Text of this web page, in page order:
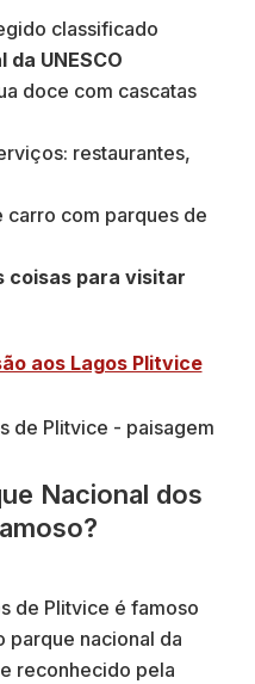
classificado
UNESCO
doce com cascatas
restaurantes,
com parques de
coisas para visitar
aos Lagos Plitvice
Nacional dos
de Plitvice é famoso
parque nacional da
reconhecido pela